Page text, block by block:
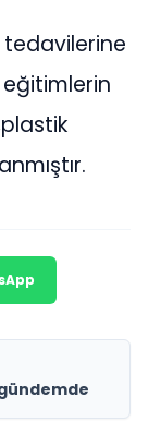
eğitimlerin